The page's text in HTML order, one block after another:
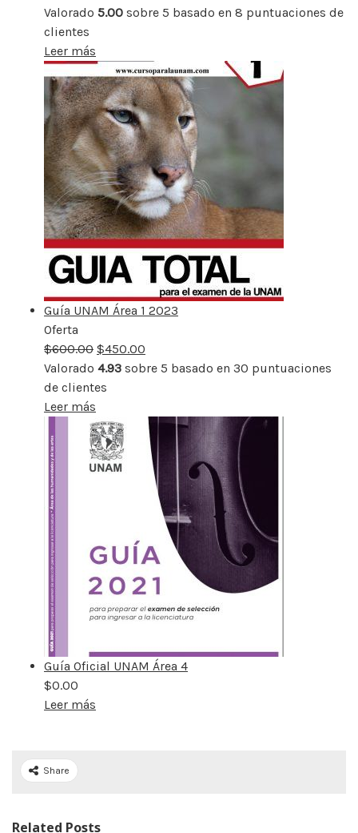
Valorado 5.00 sobre 5 basado en 8 puntuaciones de
clientes
Leer más
Guía UNAM Área 1 2023
Oferta
rebajado
$600.00 $450.00
Valorado 4.93 sobre 5 basado en 30 puntuaciones
de clientes
Leer más
Guía Oficial UNAM Área 4
$0.00
Leer más
Share
Related Posts